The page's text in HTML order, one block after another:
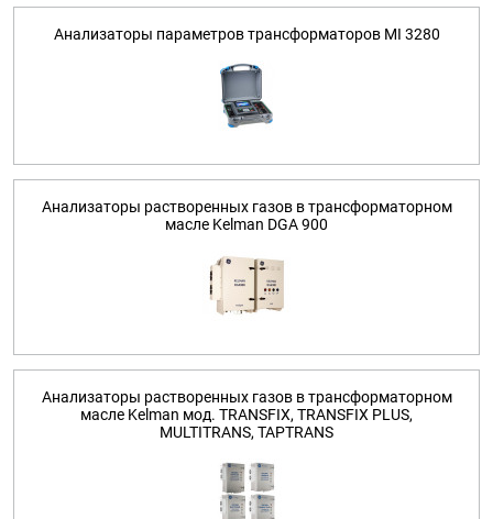
Анализаторы параметров трансформаторов MI 3280
Анализаторы растворенных газов в трансформаторном
масле Kelman DGA 900
Анализаторы растворенных газов в трансформаторном
масле Kelman мод. TRANSFIX, TRANSFIX PLUS,
MULTITRANS, TAPTRANS